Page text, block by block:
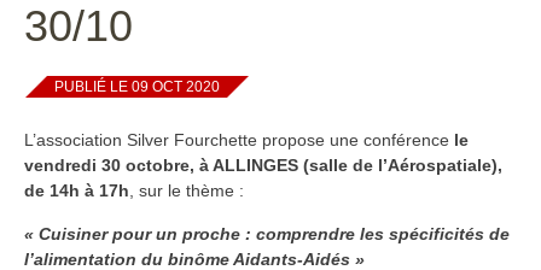
30/10
PUBLIÉ LE 09 OCT 2020
L’association Silver Fourchette propose une conférence le
vendredi 30 octobre, à ALLINGES (salle de l’Aérospatiale),
de 14h à 17h , sur le thème :
« Cuisiner pour un proche : comprendre les spécificités de
l’alimentation du binôme Aidants-Aidés »